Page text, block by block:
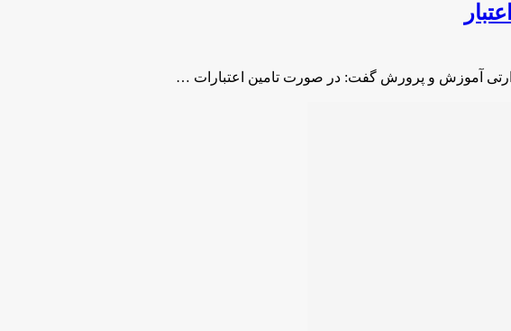
آموزش و پرورش گفت: در صورت تامین اعتبارات …